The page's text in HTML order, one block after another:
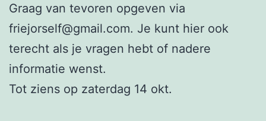
Graag van tevoren opgeven via
friejorself@gmail.com. Je kunt hier ook
terecht als je vragen hebt of nadere
informatie wenst.
Tot ziens op zaterdag 14 okt.